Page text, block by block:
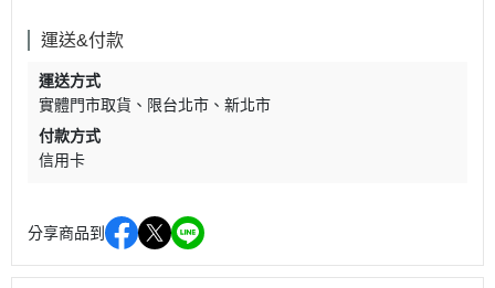
運送&付款
運送方式
實體門市取貨
限台北市、新北市
付款方式
信用卡
分享商品到